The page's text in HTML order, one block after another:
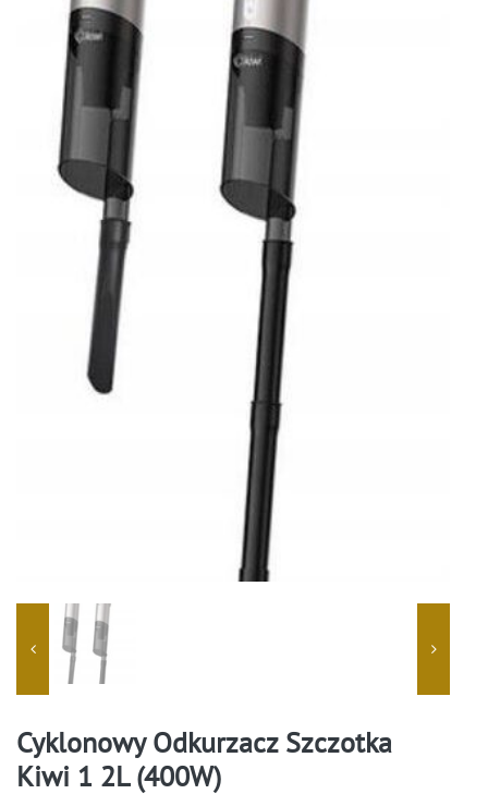
Cyklonowy Odkurzacz Szczotka
Kiwi 1 2L (400W)